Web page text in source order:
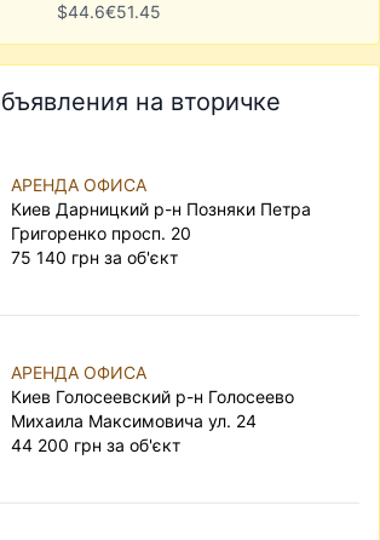
$44.6€51.45
на вторичке
АРЕНДА ОФИСА
Киев Дарницкий р-н Позняки Петра
Григоренко просп. 20
75 140 грн за об'єкт
АРЕНДА ОФИСА
Киев Голосеевский р-н Голосеево
Михаила Максимовича ул. 24
44 200 грн за об'єкт